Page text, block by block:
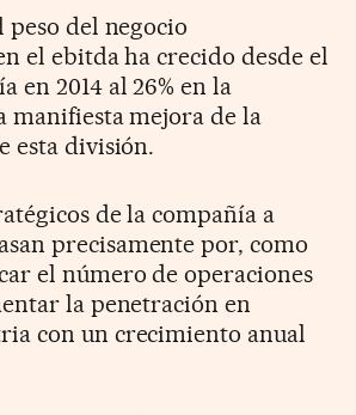
peso del negocio
el ebitda ha crecido desde el
en 2014 al 26% en la
manifiesta mejora de la
esta división.
de la compañía a
precisamente por, como
el número de operaciones
la penetración en
con un crecimiento anual